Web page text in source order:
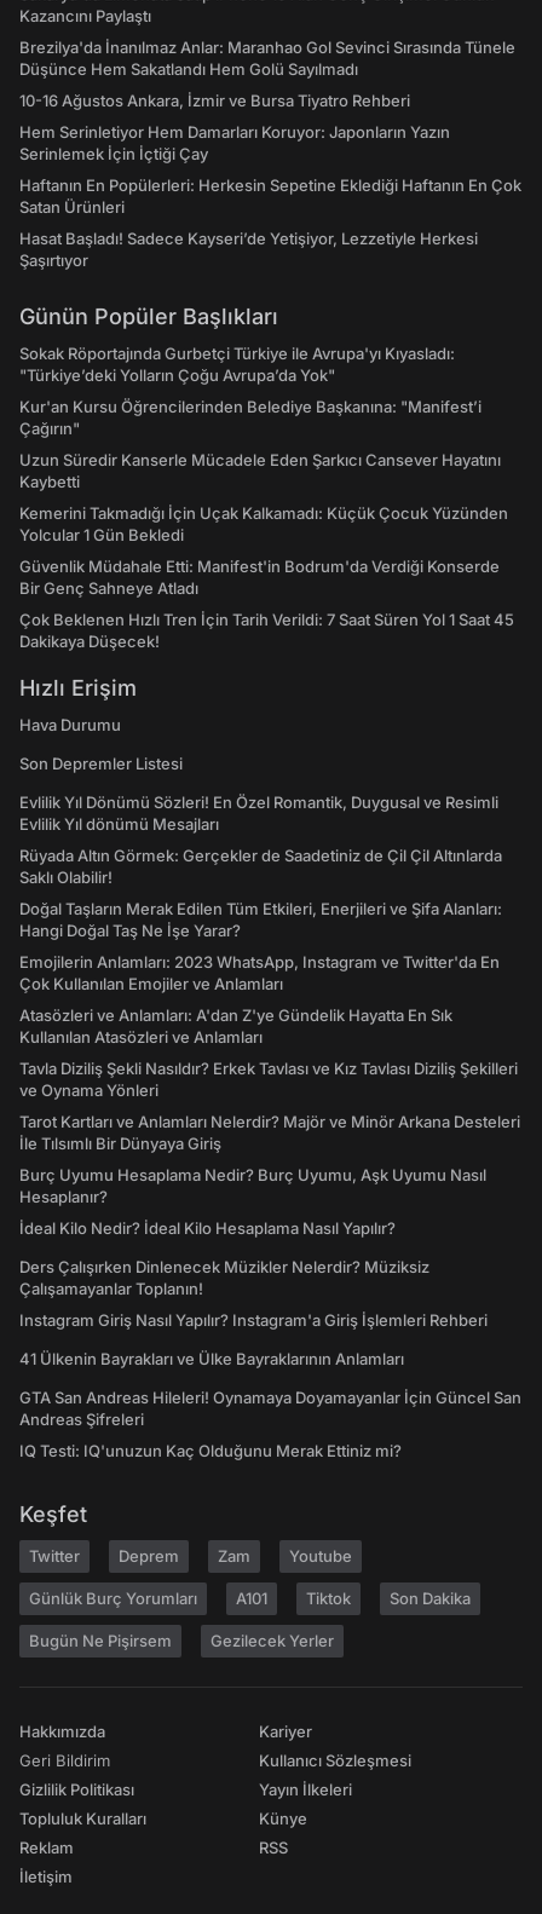
Kazancını Paylaştı
Brezilya'da İnanılmaz Anlar: Maranhao Gol Sevinci Sırasında Tünele
Düşünce Hem Sakatlandı Hem Golü Sayılmadı
10-16 Ağustos Ankara, İzmir ve Bursa Tiyatro Rehberi
Hem Serinletiyor Hem Damarları Koruyor: Japonların Yazın
Serinlemek İçin İçtiği Çay
Haftanın En Popülerleri: Herkesin Sepetine Eklediği Haftanın En Çok
Satan Ürünleri
Hasat Başladı! Sadece Kayseri’de Yetişiyor, Lezzetiyle Herkesi
Şaşırtıyor
Günün Popüler Başlıkları
Sokak Röportajında Gurbetçi Türkiye ile Avrupa'yı Kıyasladı:
"Türkiye’deki Yolların Çoğu Avrupa’da Yok"
Kur'an Kursu Öğrencilerinden Belediye Başkanına: "Manifest’i
Çağırın"
Uzun Süredir Kanserle Mücadele Eden Şarkıcı Cansever Hayatını
Kaybetti
Kemerini Takmadığı İçin Uçak Kalkamadı: Küçük Çocuk Yüzünden
Yolcular 1 Gün Bekledi
Güvenlik Müdahale Etti: Manifest'in Bodrum'da Verdiği Konserde
Bir Genç Sahneye Atladı
Çok Beklenen Hızlı Tren İçin Tarih Verildi: 7 Saat Süren Yol 1 Saat 45
Dakikaya Düşecek!
Hızlı Erişim
Hava Durumu
Son Depremler Listesi
Evlilik Yıl Dönümü Sözleri! En Özel Romantik, Duygusal ve Resimli
Evlilik Yıl dönümü Mesajları
Rüyada Altın Görmek: Gerçekler de Saadetiniz de Çil Çil Altınlarda
Saklı Olabilir!
Doğal Taşların Merak Edilen Tüm Etkileri, Enerjileri ve Şifa Alanları:
Hangi Doğal Taş Ne İşe Yarar?
Emojilerin Anlamları: 2023 WhatsApp, Instagram ve Twitter'da En
Çok Kullanılan Emojiler ve Anlamları
Atasözleri ve Anlamları: A'dan Z'ye Gündelik Hayatta En Sık
Kullanılan Atasözleri ve Anlamları
Tavla Diziliş Şekli Nasıldır? Erkek Tavlası ve Kız Tavlası Diziliş Şekilleri
ve Oynama Yönleri
Tarot Kartları ve Anlamları Nelerdir? Majör ve Minör Arkana Desteleri
İle Tılsımlı Bir Dünyaya Giriş
Burç Uyumu Hesaplama Nedir? Burç Uyumu, Aşk Uyumu Nasıl
Hesaplanır?
İdeal Kilo Nedir? İdeal Kilo Hesaplama Nasıl Yapılır?
Ders Çalışırken Dinlenecek Müzikler Nelerdir? Müziksiz
Çalışamayanlar Toplanın!
Instagram Giriş Nasıl Yapılır? Instagram'a Giriş İşlemleri Rehberi
41 Ülkenin Bayrakları ve Ülke Bayraklarının Anlamları
GTA San Andreas Hileleri! Oynamaya Doyamayanlar İçin Güncel San
Andreas Şifreleri
IQ Testi: IQ'unuzun Kaç Olduğunu Merak Ettiniz mi?
Keşfet
Twitter Deprem Zam Youtube
Günlük Burç Yorumları A101 Tiktok Son Dakika
Bugün Ne Pişirsem Gezilecek Yerler
Hakkımızda
Geri Bildirim
Gizlilik Politikası
Topluluk Kuralları
Reklam
İletişim
Kariyer
Kullanıcı Sözleşmesi
Yayın İlkeleri
Künye
RSS